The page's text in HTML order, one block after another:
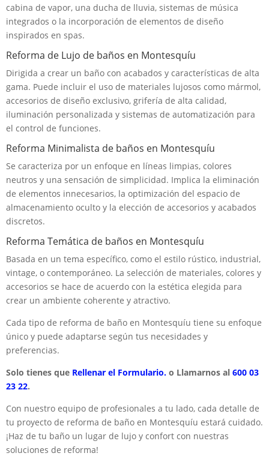
cabina de vapor, una ducha de lluvia, sistemas de música
integrados o la incorporación de elementos de diseño
inspirados en spas.
Reforma de Lujo de baños en Montesquíu
Dirigida a crear un baño con acabados y características de alta
gama. Puede incluir el uso de materiales lujosos como mármol,
accesorios de diseño exclusivo, grifería de alta calidad,
iluminación personalizada y sistemas de automatización para
el control de funciones.
Reforma Minimalista de baños en Montesquíu
Se caracteriza por un enfoque en líneas limpias, colores
neutros y una sensación de simplicidad. Implica la eliminación
de elementos innecesarios, la optimización del espacio de
almacenamiento oculto y la elección de accesorios y acabados
discretos.
Reforma Temática de baños en Montesquíu
Basada en un tema específico, como el estilo rústico, industrial,
vintage, o contemporáneo. La selección de materiales, colores y
accesorios se hace de acuerdo con la estética elegida para
crear un ambiente coherente y atractivo.
Cada tipo de reforma de baño en Montesquíu tiene su enfoque
único y puede adaptarse según tus necesidades y
preferencias.
Solo tienes que Rellenar el Formulario. o Llamarnos al 600 03
23 22.
Con nuestro equipo de profesionales a tu lado, cada detalle de
tu proyecto de reforma de baño en Montesquíu estará cuidado.
¡Haz de tu baño un lugar de lujo y confort con nuestras
soluciones de reforma!